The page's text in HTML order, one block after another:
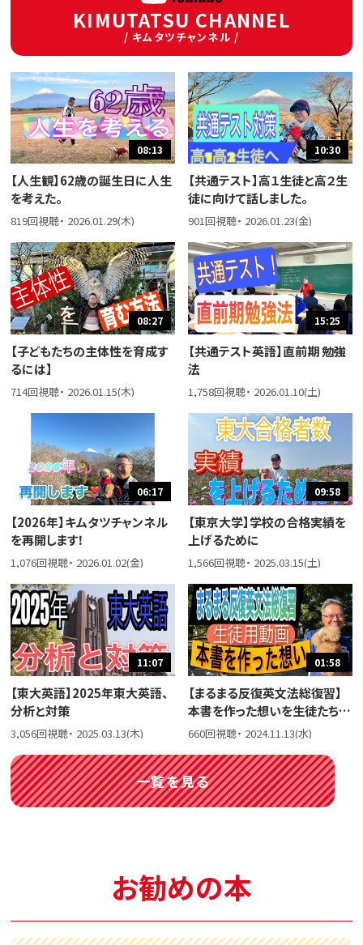
KIMUTATSU CHANNEL
/ キムタツチャンネル /
08:13
【人生観】62歳の誕生日に人生
を考えた。
819回視聴・ 2026.01.29(木)
10:30
【共通テスト】高１生徒と高２生
徒に向けて話しました。
901回視聴・ 2026.01.23(金)
08:27
【子どもたちの主体性を育成す
るには】
714回視聴・ 2026.01.15(木)
15:25
【共通テスト英語】直前期 勉強
法
1,758回視聴・ 2026.01.10(土)
06:17
【2026年】キムタツチャンネル
を再開します！
1,076回視聴・ 2026.01.02(金)
09:58
【東京大学】学校の合格実績を
上げるために
1,566回視聴・ 2025.03.15(土)
11:07
【東大英語】2025年東大英語、
分析と対策
3,056回視聴・ 2025.03.13(木)
01:58
【まるまる反復英文法総復習】
本書を作った想いを生徒たちに
話しました。
660回視聴・ 2024.11.13(水)
一覧を見る
お勧めの本